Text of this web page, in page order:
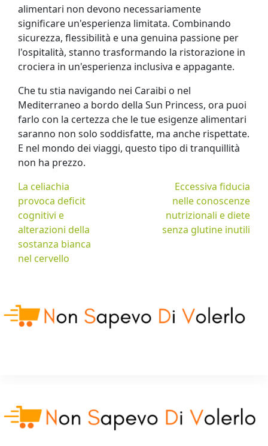
alimentari non devono necessariamente
significare un'esperienza limitata. Combinando
sicurezza, flessibilità e una genuina passione per
l'ospitalità, stanno trasformando la ristorazione in
crociera in un'esperienza inclusiva e appagante.
Che tu stia navigando nei Caraibi o nel
Mediterraneo a bordo della Sun Princess, ora puoi
farlo con la certezza che le tue esigenze alimentari
saranno non solo soddisfatte, ma anche rispettate.
E nel mondo dei viaggi, questo tipo di tranquillità
non ha prezzo.
La celiachia
provoca deficit
cognitivi e
alterazioni della
sostanza bianca
nel cervello
Eccessiva fiducia
nelle conoscenze
nutrizionali e diete
senza glutine inutili